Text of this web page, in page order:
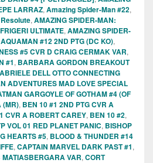
LARRAZ, Amazing Spider-Man #22,
, AMAZING SPIDER-MAN:
ULTIMATE, AMAZING SPIDER-
AQUAMAN #12 2ND PTG (DC KO),
#5 CVR D CRAIG CERMAK VAR,
#1, BARBARA GORDON BREAKOUT
DELL OTTO CONNECTING
ADVENTURES MAD LOVE SPECIAL
GARGOYLE OF GOTHAM #4 (OF
(MR), BEN 10 #1 2ND PTG CVR A
CVR A ROBERT CAREY, BEN 10 #2,
VOL 01 RED PLANET PANIC, BISHOP
HEARTS #5, BLOOD & THUNDER #14
, CAPTAIN MARVEL DARK PAST #1,
VAR, CORT